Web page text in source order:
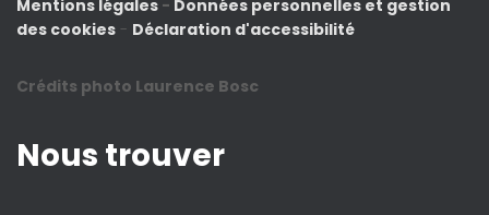
Mentions légales - Données personnelles et gestion
des cookies - Déclaration d'accessibilité
Crédits photo Laurence Bosc
Nous trouver